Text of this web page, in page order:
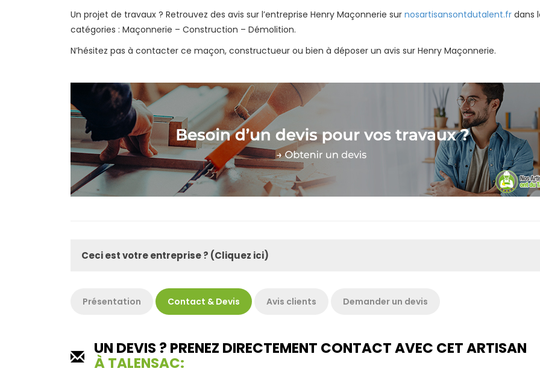
Un projet de travaux ? Retrouvez des avis sur l’entreprise Henry Maçonnerie sur nosartisansontdutalent.fr dans
catégories : Maçonnerie – Construction – Démolition.
N’hésitez pas à contacter ce maçon, constructueur ou bien à déposer un avis sur Henry Maçonnerie.
Ceci est votre entreprise ? (Cliquez ici)
Présentation Contact & Devis Avis clients Demander un devis
UN DEVIS ? PRENEZ DIRECTEMENT CONTACT AVEC CET ARTISAN
À TALENSAC: